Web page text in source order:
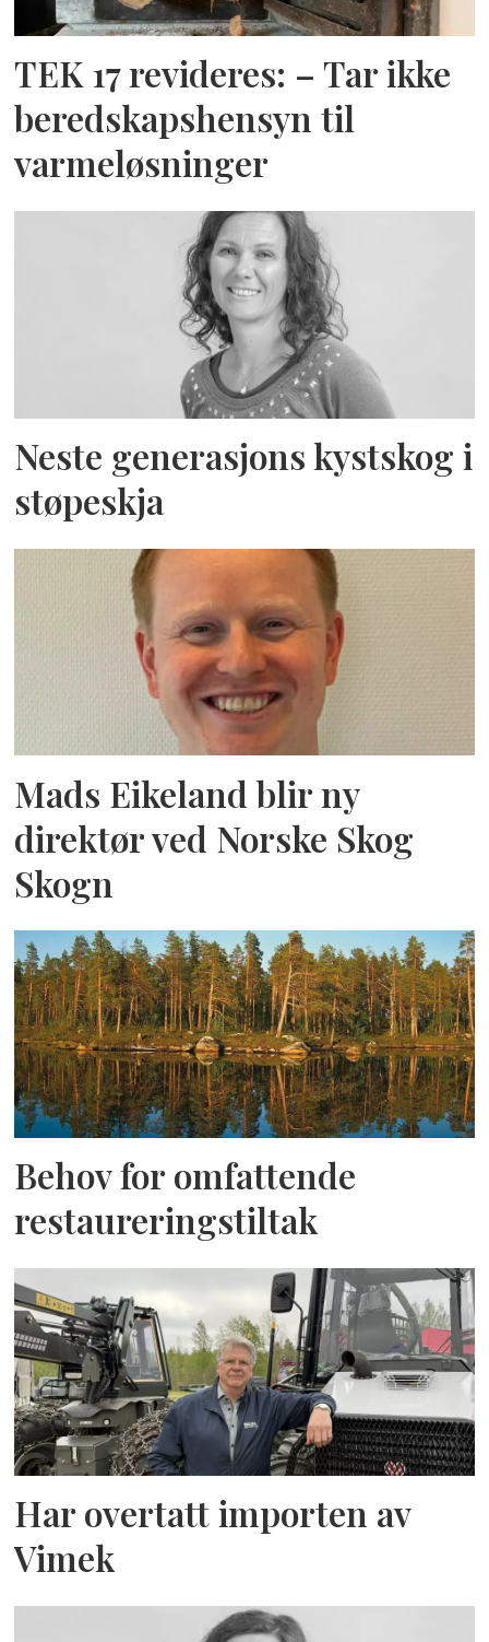
TEK 17 revideres: – Tar ikke
beredskapshensyn til
varmeløsninger
Neste generasjons kystskog i
støpeskja
Mads Eikeland blir ny
direktør ved Norske Skog
Skogn
Behov for omfattende
restaureringstiltak
Har overtatt importen av
Vimek